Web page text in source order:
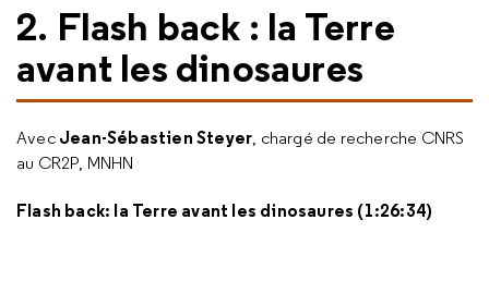
2. Flash back : la Terre
avant les dinosaures
AvecJean-Sébastien Steyer, chargé de recherche CNRS
au CR2P, MNHN
Flash back: la Terre avant les dinosaures (1:26:34)